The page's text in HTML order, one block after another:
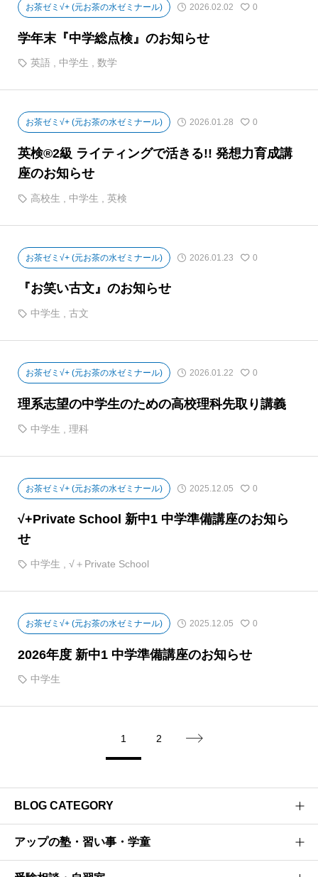
お茶ゼミ√+ (元お茶の水ゼミナール) 2026.02.02 0
学年末『中学総点検』のお知らせ
英語 , 中学生 , 数学
お茶ゼミ√+ (元お茶の水ゼミナール) 2026.01.28 0
英検®2級 ライティングで活きる!! 発想力育成講
座のお知らせ
高校生 中学生 英検
お茶ゼミ√+ (元お茶の水ゼミナール) 2026.01.23 0
『お笑い古文』のお知らせ
中学生 古文
お茶ゼミ√+ (元お茶の水ゼミナール) 2026.01.22 0
理系志望の中学生のための高校理科先取り講義
中学生 理科
お茶ゼミ√+ (元お茶の水ゼミナール) 2025.12.05 0
√+Private School 新中1 中学準備講座のお知ら
せ
中学生 √＋Private School
お茶ゼミ√+ (元お茶の水ゼミナール) 2025.12.05 0
2026年度 新中1 中学準備講座のお知らせ
中学生
1 2 
BLOG CATEGORY
医学部受験のプロがお届けする医学部受験情報ブログ
アップの塾・習い事・学童